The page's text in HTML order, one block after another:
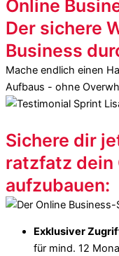
Online
Der sichere
Business
Mache endlich einen
Aufbaus - ohne
Sichere dir
ratzfatz dein
aufzubauen:
Exklusiver
für mind. 12